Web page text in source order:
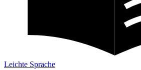
Leichte Sprache